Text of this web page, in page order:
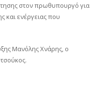
στον πρωθυπουργό για
και ενέργειας που
Μανόλης Χνάρης, ο